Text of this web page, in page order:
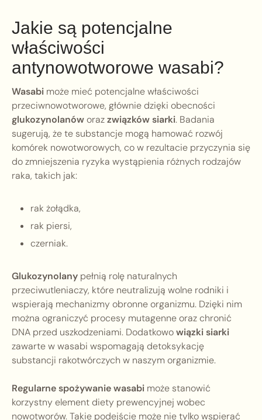
Jakie są potencjalne
właściwości
antynowotworowe wasabi?
Wasabi może mieć potencjalne właściwości
przeciwnowotworowe, głównie dzięki obecności
glukozynolanóworazzwiązków siarki. Badania
sugerują, że te substancje mogą hamować rozwój
komórek nowotworowych, co w rezultacie przyczynia się
do zmniejszenia ryzyka wystąpienia różnych rodzajów
raka, takich jak:
rak żołądka,
rak piersi,
czerniak.
Glukozynolany pełnią rolę naturalnych
przeciwutleniaczy, które neutralizują wolne rodniki i
wspierają mechanizmy obronne organizmu. Dzięki nim
można ograniczyć procesy mutagenne oraz chronić
DNA przed uszkodzeniami. Dodatkowowiązki siarki
zawarte w wasabi wspomagają detoksykację
substancji rakotwórczych w naszym organizmie.
Regularne spożywanie wasabi może stanowić
korzystny element diety prewencyjnej wobec
nowotworów. Takie podejście może nie tylko wspierać